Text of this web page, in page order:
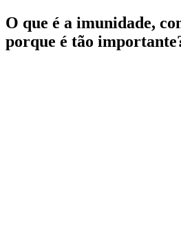
O que é a imunidade,
porque é tão